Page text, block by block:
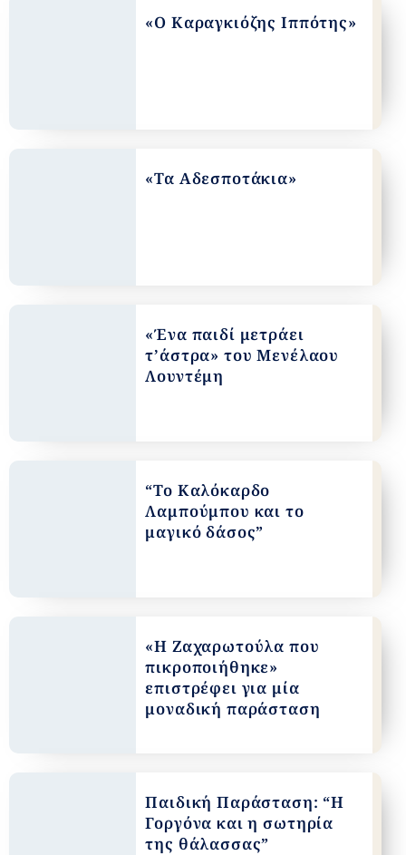
«Ο Καραγκιόζης Ιππότης»
«Τα Αδεσποτάκια»
«Ένα παιδί μετράει
τ’άστρα» του Μενέλαου
Λουντέμη
“Το Καλόκαρδο
Λαμπούμπου και το
μαγικό δάσος”
«Η Ζαχαρωτούλα που
πικροποιήθηκε»
επιστρέφει για μία
μοναδική παράσταση
Παιδική Παράσταση: “Η
Γοργόνα και η σωτηρία
της θάλασσας”